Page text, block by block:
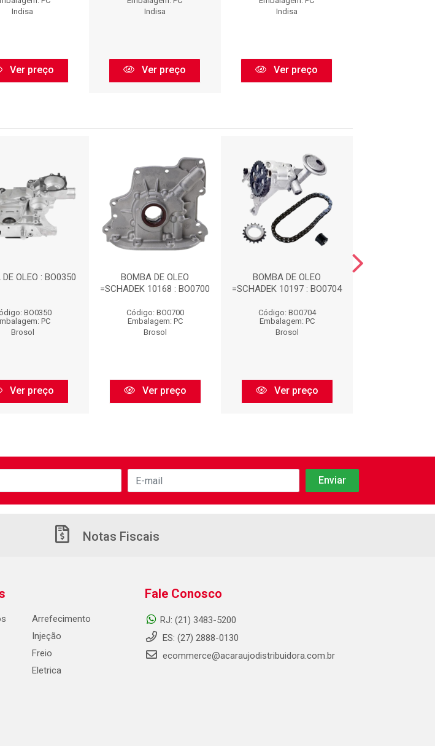
Indisa
Ver preço
Indisa
Ver preço
Indisa
Ver preço
OLEO : BO0350
BO0350
PC
Brosol
Ver preço
BOMBA DE OLEO
=SCHADEK 10168 : BO0700
Código: BO0700
Embalagem: PC
Brosol
Ver preço
BOMBA DE OLEO
=SCHADEK 10197 : BO0704
Código: BO0704
Embalagem: PC
Brosol
Ver preço
Notas Fiscais
Arrefecimento
Injeção
Freio
Eletrica
Fale Conosco
RJ: (21) 3483-5200
ES: (27) 2888-0130
ecommerce@acaraujodistribuidora.com.br